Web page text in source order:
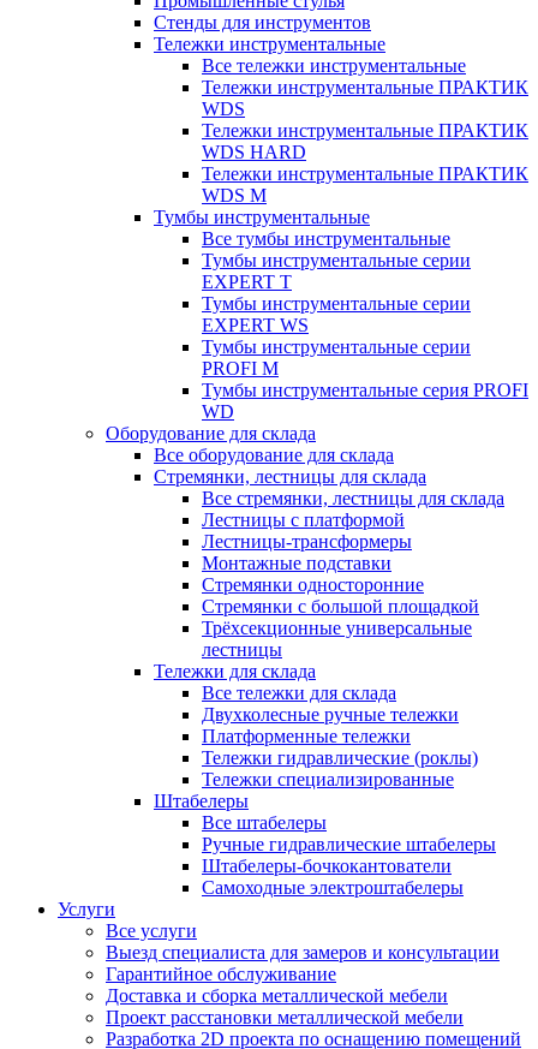
Стенды для инструментов
Тележки инструментальные
Все тележки инструментальные
Тележки инструментальные ПРАКТИК
WDS
Тележки инструментальные ПРАКТИК
WDS HARD
Тележки инструментальные ПРАКТИК
WDS M
Тумбы инструментальные
Все тумбы инструментальные
Тумбы инструментальные серии
EXPERT T
Тумбы инструментальные серии
EXPERT WS
Тумбы инструментальные серии
PROFI M
Тумбы инструментальные серия PROFI
WD
Оборудование для склада
Все оборудование для склада
Стремянки, лестницы для склада
Все стремянки, лестницы для склада
Лестницы с платформой
Лестницы-трансформеры
Монтажные подставки
Стремянки односторонние
Стремянки с большой площадкой
Трёхсекционные универсальные
лестницы
Тележки для склада
Все тележки для склада
Двухколесные ручные тележки
Платформенные тележки
Тележки гидравлические (роклы)
Тележки специализированные
Штабелеры
Все штабелеры
Ручные гидравлические штабелеры
Штабелеры-бочкокантователи
Самоходные электроштабелеры
Услуги
Все услуги
Выезд специалиста для замеров и консультации
Гарантийное обслуживание
Доставка и сборка металлической мебели
Проект расстановки металлической мебели
Разработка 2D проекта по оснащению помещений